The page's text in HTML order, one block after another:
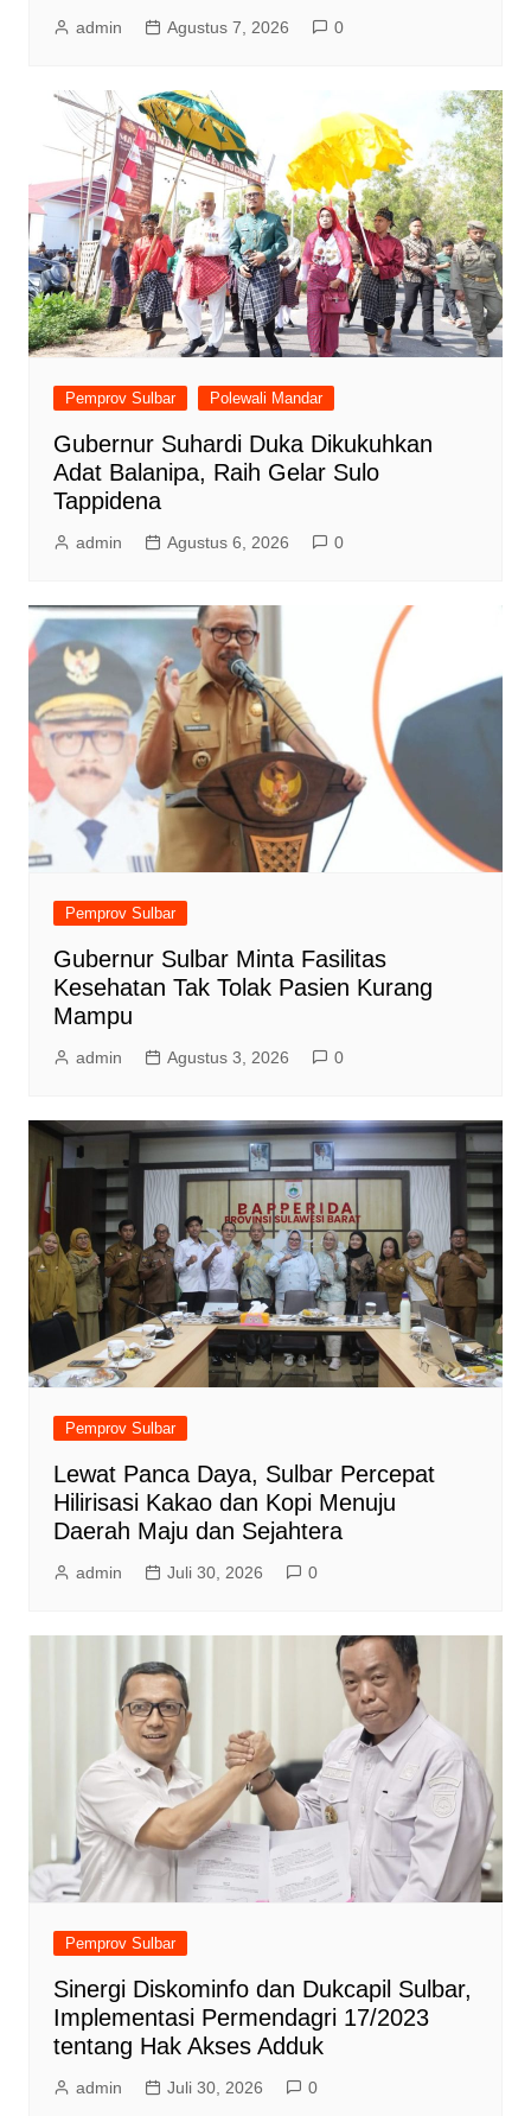
admin Agustus 7, 2026 0
Pemprov Sulbar Polewali Mandar
Gubernur Suhardi Duka Dikukuhkan
Adat Balanipa, Raih Gelar Sulo
Tappidena
admin Agustus 6, 2026 0
Pemprov Sulbar
Gubernur Sulbar Minta Fasilitas
Kesehatan Tak Tolak Pasien Kurang
Mampu
admin Agustus 3, 2026 0
Pemprov Sulbar
Lewat Panca Daya, Sulbar Percepat
Hilirisasi Kakao dan Kopi Menuju
Daerah Maju dan Sejahtera
admin Juli 30, 2026 0
Pemprov Sulbar
Sinergi Diskominfo dan Dukcapil Sulbar,
Implementasi Permendagri 17/2023
tentang Hak Akses Adduk
admin Juli 30, 2026 0